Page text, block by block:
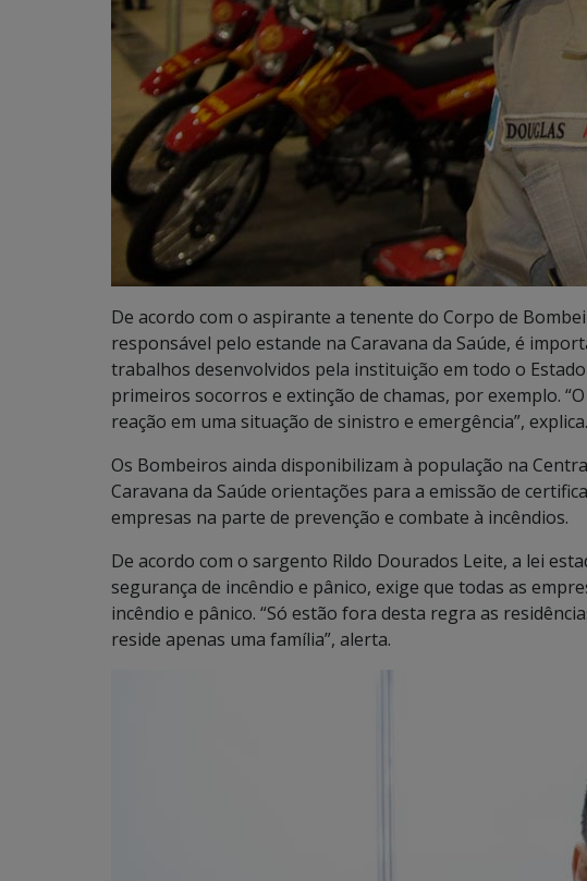
De acordo com o aspirante a tenente do Corpo de
responsável pelo estande na Caravana da Saúde, é
trabalhos desenvolvidos pela instituição em todo o
primeiros socorros e extinção de chamas, por exemplo.
reação em uma situação de sinistro e emergência”, explica.
Os Bombeiros ainda disponibilizam à população na
Caravana da Saúde orientações para a emissão de
empresas na parte de prevenção e combate à incêndios.
De acordo com o sargento Rildo Dourados Leite, a lei
segurança de incêndio e pânico, exige que todas as
incêndio e pânico. “Só estão fora desta regra as
reside apenas uma família”, alerta.